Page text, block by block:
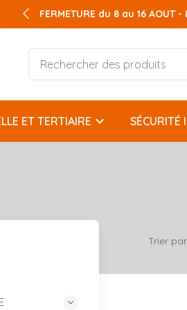
FERMETURE du 8 au 16
ET TERTIAIRE keyboard_arrow_down SÉCURITÉ
Trier